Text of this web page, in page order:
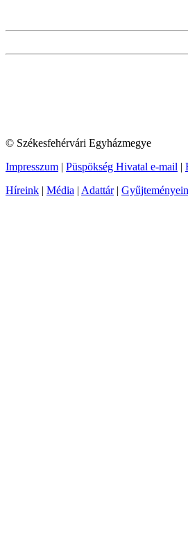
© Székesfehérvári Egyházmegye
Impresszum | Püspökség Hivatal e-mail |
Híreink | Média | Adattár|